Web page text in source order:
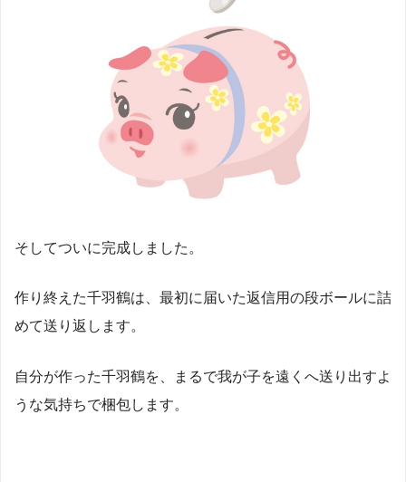
そしてついに完成しました。
作り終えた千羽鶴は、最初に届いた返信用の段ボールに詰
めて送り返します。
自分が作った千羽鶴を、まるで我が子を遠くへ送り出すよ
うな気持ちで梱包します。